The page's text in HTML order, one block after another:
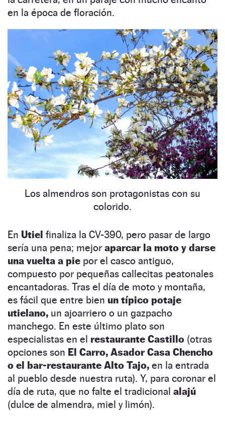
en la época de floración.
Los almendros son protagonistas con su
colorido.
En Utiel finaliza la CV-390, pero pasar de largo
sería una pena; mejor aparcar la moto y darse
una vuelta a pie por el casco antiguo,
compuesto por pequeñas callecitas peatonales
encantadoras. Tras el día de moto y montaña,
es fácil que entre bien un típico potaje
utielano, un ajoarriero o un gazpacho
manchego. En este último plato son
especialistas en el restaurante Castillo (otras
opciones son El Carro, Asador Casa Chencho
o el bar-restaurante Alto Tajo, en la entrada
al pueblo desde nuestra ruta). Y, para coronar el
día de ruta, que no falte el tradicional alajú
(dulce de almendra, miel y limón).